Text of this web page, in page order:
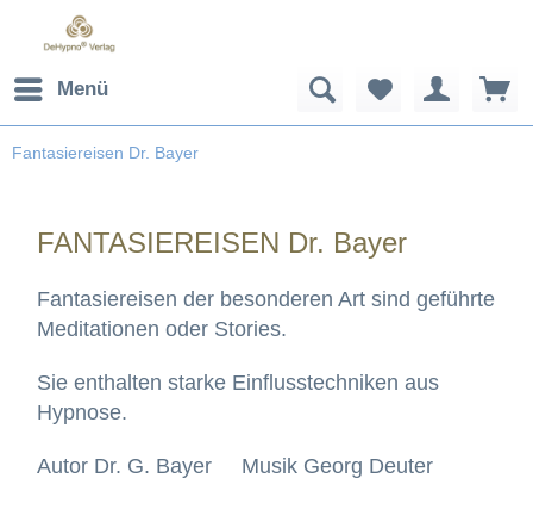
Menü
Fantasiereisen Dr. Bayer
FANTASIEREISEN Dr. Bayer
Fantasiereisen der besonderen Art sind geführte
Meditationen oder Stories.
Sie enthalten starke Einflusstechniken aus
Hypnose.
Autor Dr. G. Bayer Musik Georg Deuter